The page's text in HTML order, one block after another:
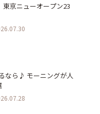
東京ニューオープン23
なら♪ モーニングが人